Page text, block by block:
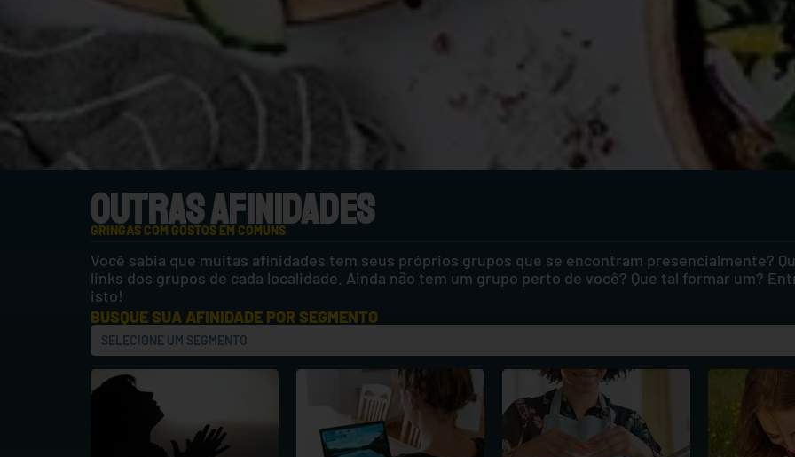
OUTRAS AFINIDADES
GRINGAS COM GOSTOS EM COMUNS
Você sabia que muitas afinidades tem seus próprios grupos que se encontram presencialmente?
links dos grupos de cada localidade. Ainda não tem um grupo perto de você? Que tal formar um?
isto!
BUSQUE SUA AFINIDADE POR SEGMENTO